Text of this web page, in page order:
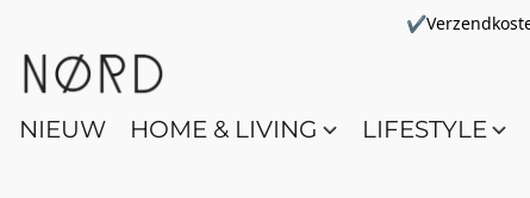
NIEUW HOME & LIVING LIFESTYLE